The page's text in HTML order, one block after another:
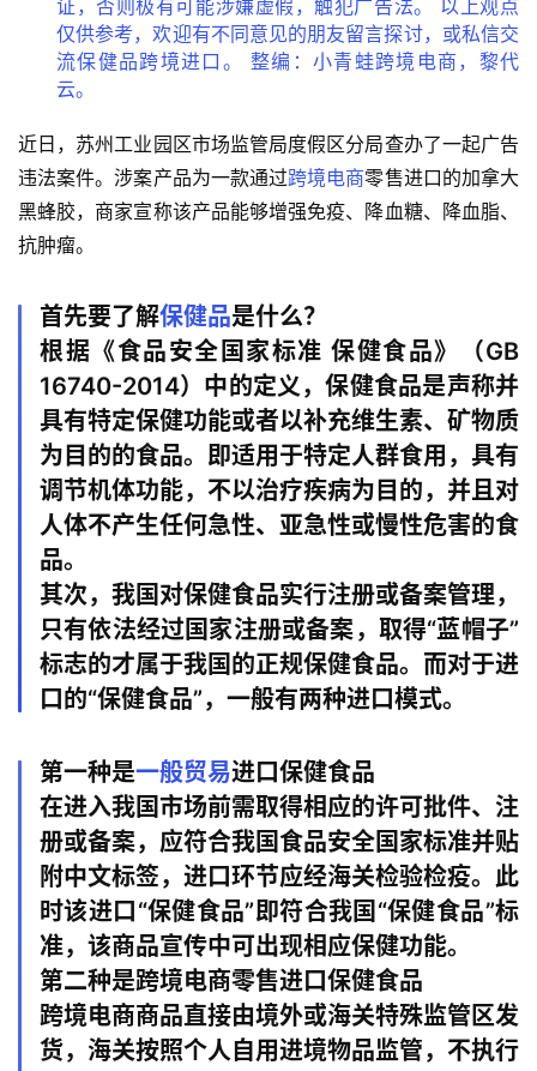
行
业
认
知
运
证，否则极有可能涉嫌虚假，触犯广告法。 以上观点
仅供参考，欢迎有不同意见的朋友留言探讨，或私信交
流保健品跨境进口。 整编：小青蛙跨境电商，黎代
云。
近日，苏州工业园区市场监管局度假区分局查办了一起广告
违法案件。涉案产品为一款通过跨境电商零售进口的加拿大
黑蜂胶，商家宣称该产品能够增强免疫、降血糖、降血脂、
抗肿瘤。
首先要了解保健品是什么？
根据《食品安全国家标准 保健食品》（GB
16740-2014）中的定义，保健食品是声称并
具有特定保健功能或者以补充维生素、矿物质
为目的的食品。即适用于特定人群食用，具有
调节机体功能，不以治疗疾病为目的，并且对
人体不产生任何急性、亚急性或慢性危害的食
品。
其次，我国对保健食品实行注册或备案管理，
只有依法经过国家注册或备案，取得“蓝帽子”
标志的才属于我国的正规保健食品。而对于进
口的“保健食品”，一般有两种进口模式。
第一种是一般贸易进口保健食品
在进入我国市场前需取得相应的许可批件、注
册或备案，应符合我国食品安全国家标准并贴
附中文标签，进口环节应经海关检验检疫。此
时该进口“保健食品”即符合我国“保健食品”标
准，该商品宣传中可出现相应保健功能。
第二种是跨境电商零售进口保健食品
跨境电商商品直接由境外或海关特殊监管区发
货，海关按照个人自用进境物品监管，不执行